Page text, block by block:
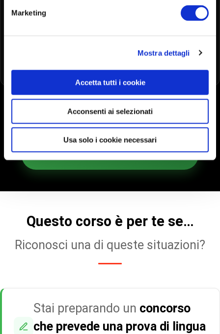
Marketing
Mostra dettagli
Accetta tutti i cookie
Acconsenti ai selezionati
Usa solo i cookie necessari
La stessa dedizione e qualità che ci
innovativa e conveniente.
MOSTRAMI GLI ALTRI CORSI
MOSTRAMI I PIANI DI ISCRIZIONE!
Questo corso è per te se…
Riconosci una di queste situazioni?
Stai preparando un concorso
che prevede una prova di lingua